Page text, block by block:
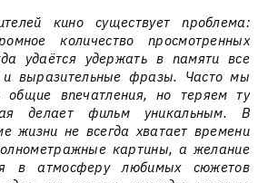
кино существует проблема:
количество просмотренных
удаётся удержать в памяти все
и выразительные фразы. Часто мы
общие впечатления, но теряем ту
делает фильм уникальным. В
жизни не всегда хватает времени
картины, а желание
в атмосферу любимых сюжетов